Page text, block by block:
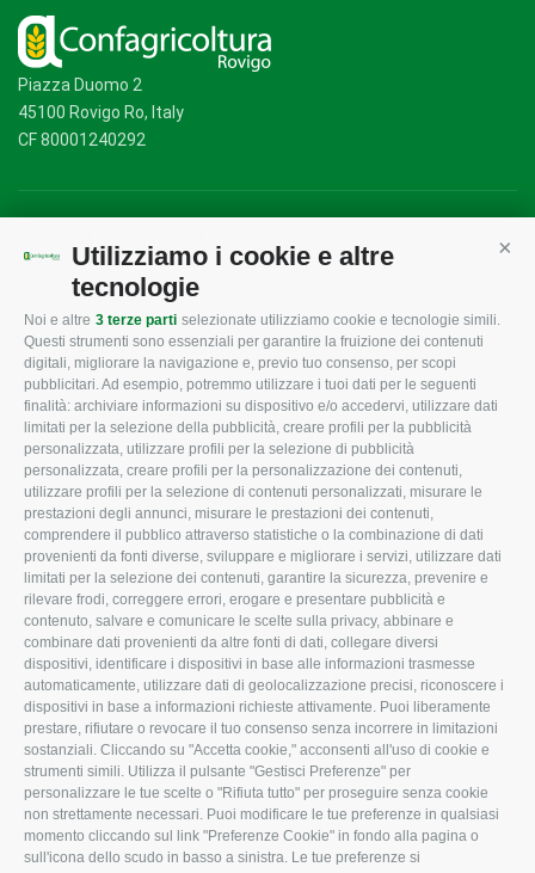
Utilizziamo i cookie e altre
tecnologie
Noi e altre 3 terze parti selezionate utilizziamo cookie e tecnologie simili.
Questi strumenti sono essenziali per garantire la fruizione dei contenuti
digitali, migliorare la navigazione e, previo tuo consenso, per scopi
pubblicitari. Ad esempio, potremmo utilizzare i tuoi dati per le seguenti
finalità: archiviare informazioni su dispositivo e/o accedervi, utilizzare dati
limitati per la selezione della pubblicità, creare profili per la pubblicità
personalizzata, utilizzare profili per la selezione di pubblicità
personalizzata, creare profili per la personalizzazione dei contenuti,
utilizzare profili per la selezione di contenuti personalizzati, misurare le
prestazioni degli annunci, misurare le prestazioni dei contenuti,
comprendere il pubblico attraverso statistiche o la combinazione di dati
provenienti da fonti diverse, sviluppare e migliorare i servizi, utilizzare dati
limitati per la selezione dei contenuti, garantire la sicurezza, prevenire e
rilevare frodi, correggere errori, erogare e presentare pubblicità e
contenuto, salvare e comunicare le scelte sulla privacy, abbinare e
combinare dati provenienti da altre fonti di dati, collegare diversi
dispositivi, identificare i dispositivi in base alle informazioni trasmesse
automaticamente, utilizzare dati di geolocalizzazione precisi, riconoscere i
dispositivi in base a informazioni richieste attivamente. Puoi liberamente
prestare, rifiutare o revocare il tuo consenso senza incorrere in limitazioni
sostanziali. Cliccando su "Accetta cookie," acconsenti all'uso di cookie e
strumenti simili. Utilizza il pulsante "Gestisci Preferenze" per
personalizzare le tue scelte o "Rifiuta tutto" per proseguire senza cookie
non strettamente necessari. Puoi modificare le tue preferenze in qualsiasi
momento cliccando sul link "Preferenze Cookie" in fondo alla pagina o
sull'icona dello scudo in basso a sinistra. Le tue preferenze si
Piazza Duomo 2
45100 Rovigo Ro, Italy
CF 80001240292
CONFAGRICOLTURA
ROVIGO
L'Associazione
Missione e Progetto
Organigramma aziendale
I Nostri Servizi
Uffici della Sede
provinciale
Le Sedi di Zona
Agricoltori S.r.l.
Whistleblowing
Confagricoltura Rovigo e
Agricoltori srl
CONFAGRICOLTURA
INFORMA
Tecnico
Fiscale
Lavoro
Ambiente
Associazione
CONFAGRICOLTURA
ATTIVA
Notizie in evidenza
Eventi
Comunicati Stampa
Video
Iscrizione Newsletter
Newsletter